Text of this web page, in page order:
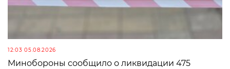
12:03 05.08.2026
Минобороны сообщило о ликвидации 475